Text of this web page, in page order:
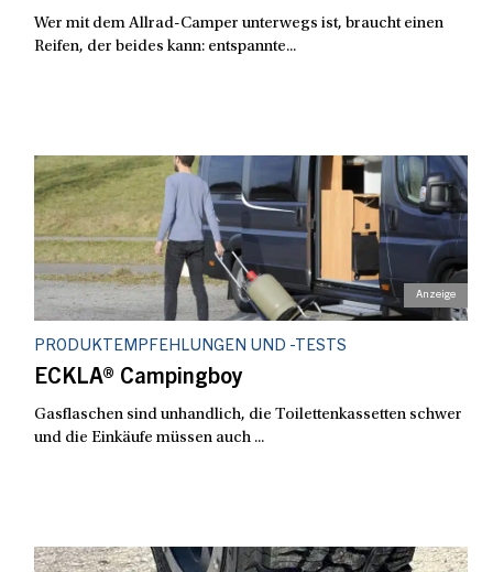
Wer mit dem Allrad-Camper unterwegs ist, braucht einen
Reifen, der beides kann: entspannte...
PRODUKTEMPFEHLUNGEN UND -TESTS
ECKLA® Campingboy
Gasflaschen sind unhandlich, die Toilettenkassetten schwer
und die Einkäufe müssen auch ...